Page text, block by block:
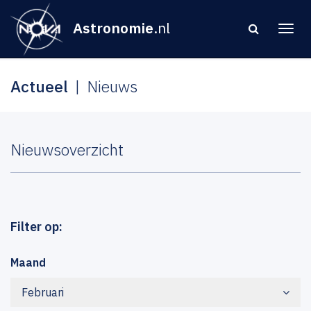
Astronomie.nl
Actueel Nieuws
Nieuwsoverzicht
Filter op:
Maand
Februari